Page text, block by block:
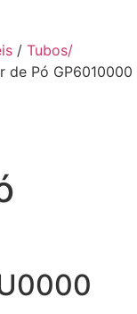
/ Tubos/
de Pó GP6010000